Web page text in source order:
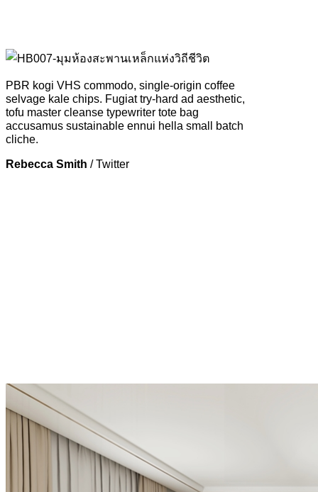
PBR kogi VHS commodo, single-origin coffee
selvage kale chips. Fugiat try-hard ad aesthetic,
tofu master cleanse typewriter tote bag
accusamus sustainable ennui hella small batch
cliche.
Rebecca Smith /Twitter